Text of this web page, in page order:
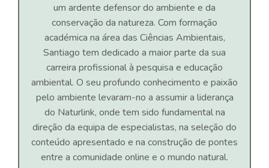
um ardente defensor do ambiente e da
conservação da natureza. Com formação
académica na área das Ciências Ambientais,
Santiago tem dedicado a maior parte da sua
carreira profissional à pesquisa e educação
ambiental. O seu profundo conhecimento e paixão
pelo ambiente levaram-no a assumir a liderança
do Naturlink, onde tem sido fundamental na
direção da equipa de especialistas, na seleção do
conteúdo apresentado e na construção de pontes
entre a comunidade online e o mundo natural.